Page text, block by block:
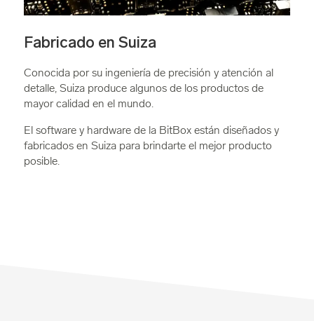
Fabricado en Suiza
Conocida por su ingeniería de precisión y atención al
detalle, Suiza produce algunos de los productos de
mayor calidad en el mundo.
El software y hardware de la BitBox están diseñados y
fabricados en Suiza para brindarte el mejor producto
posible.